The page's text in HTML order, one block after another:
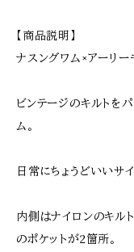
【商品説明】
ナスングワム×アーリー
ビンテージのキルトを
ム。
日常にちょうどいいサイ
内側はナイロンのキル
のポケットが2箇所。